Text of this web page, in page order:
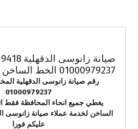
01000979237 الخط الساخن zanussi
01000979237
يغطي جميع انحاء المحافظة فقط
الساخن لخدمة عملاء صيانة زانوسى
عليكم فورا